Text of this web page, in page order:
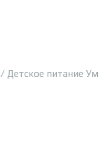
/ Детское питание